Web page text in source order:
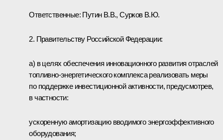
Ответственные: Путин В.В., Сурков В.Ю.
2. Правительству Российской Федерации:
а) в целях обеспечения инновационного развития отраслей
топливно-энергетического комплекса реализовать меры
по поддержке инвестиционной активности, предусмотрев,
в частности:
ускоренную амортизацию вводимого энергоэффективного
оборудования;